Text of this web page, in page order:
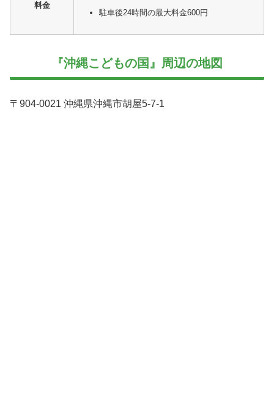
料金
駐車後24時間の最大料金600円
『沖縄こどもの国』周辺の地図
〒904-0021 沖縄県沖縄市胡屋5-7-1